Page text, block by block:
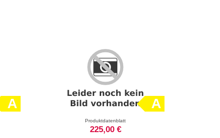
A A
Produktdatenblatt
225,00 €